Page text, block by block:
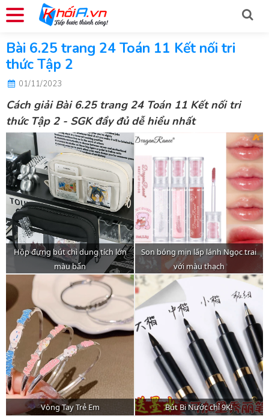
Bài 6.25 trang 24 Toán 11 Kết nối tri
thức Tập 2
01/11/2023
Cách giảiBài 6.25 trang 24 Toán 11 Kết nối tri
thức Tập 2- SGKđầy đủ dễ hiểu nhất